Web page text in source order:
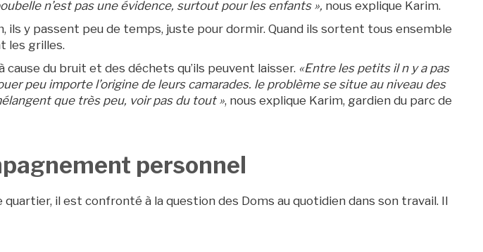
n’est pas une évidence, surtout pour les enfants », nous explique Karim.
ils y passent peu de temps, juste pour dormir. Quand ils sortent tous ensemble
les grilles.
cause du bruit et des déchets qu’ils peuvent laisser. «Entre les petits il n y a pas
peu importe l’origine de leurs camarades. le problème se situe au niveau des
que très peu, voir pas du tout », nous explique Karim, gardien du parc de
personnel
il est confronté à la question des Doms au quotidien dans son travail. Il